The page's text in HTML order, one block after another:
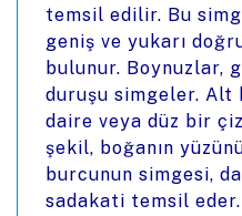
temsil edilir. Bu
geniş ve yukarı
bulunur. Boynuzlar,
duruşu simgeler. Alt
daire veya düz bir
şekil, boğanın
burcunun simgesi,
sadakati temsil eder.